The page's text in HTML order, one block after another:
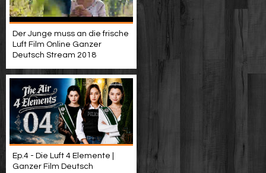
Der Junge muss an die frische
Luft Film Online Ganzer
Deutsch Stream 2018
Ep.4 - Die Luft 4 Elemente |
Ganzer Film Deutsch